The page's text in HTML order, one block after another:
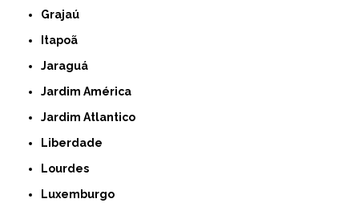
Grajaú
Itapoã
Jaraguá
Jardim América
Jardim Atlantico
Liberdade
Lourdes
Luxemburgo